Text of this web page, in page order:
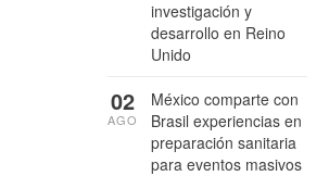
investigación y
desarrollo en Reino
Unido
México comparte con
Brasil experiencias en
preparación sanitaria
para eventos masivos
02
AGO